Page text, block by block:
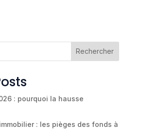
Rechercher
: pourquoi la hausse
: les pièges des fonds à